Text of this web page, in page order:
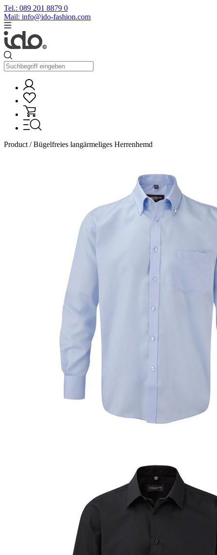
Tel.: 089 201 8879 0
Mail: info@ido-fashion.com
Product / Bügelfreies langärmeliges Herrenhemd